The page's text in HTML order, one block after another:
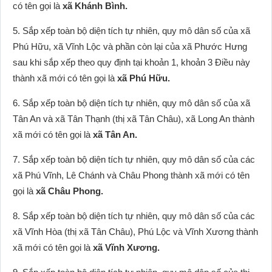
có tên gọi là xã Khánh Bình.
5. Sắp xếp toàn bộ diện tích tự nhiên, quy mô dân số của xã
Phú Hữu, xã Vĩnh Lộc và phần còn lại của xã Phước Hưng
sau khi sắp xếp theo quy định tại khoản 1, khoản 3 Điều này
thành xã mới có tên gọi là xã Phú Hữu.
6. Sắp xếp toàn bộ diện tích tự nhiên, quy mô dân số của xã
Tân An và xã Tân Thạnh (thị xã Tân Châu), xã Long An thành
xã mới có tên gọi là xã Tân An.
7. Sắp xếp toàn bộ diện tích tự nhiên, quy mô dân số của các
xã Phú Vĩnh, Lê Chánh và Châu Phong thành xã mới có tên
gọi là xã Châu Phong.
8. Sắp xếp toàn bộ diện tích tự nhiên, quy mô dân số của các
xã Vĩnh Hòa (thị xã Tân Châu), Phú Lộc và Vĩnh Xương thành
xã mới có tên gọi là xã Vĩnh Xương.